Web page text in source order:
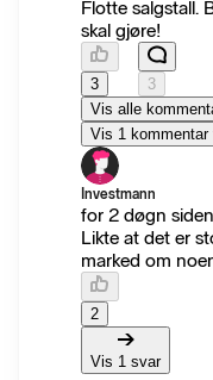
Flotte salgstall.
skal gjøre!
3
3
Vis alle
Vis 1 kommentar
Investmann
for 2 døgn siden
Likte at det er
marked om
2
Vis 1 svar